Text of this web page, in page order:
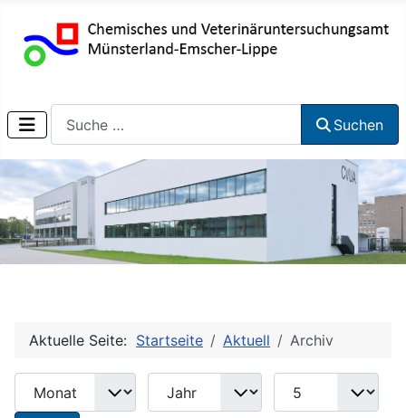
Suchen
Aktuelle Seite: Startseite Aktuell Archiv
Filter